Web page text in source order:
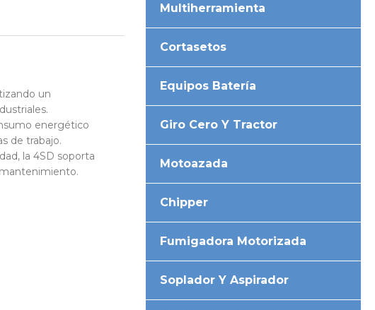
un
energético
de trabajo.
la 4SD soporta
Multiherramienta
Cortasetos
Equipos Batería
Giro Cero Y Tractor
Motoazada
Chipper
Fumigadora Motorizada
Soplador Y Aspirador